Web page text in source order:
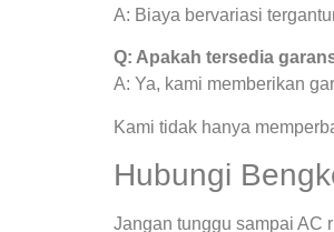
A: Biaya bervariasi
Q: Apakah tersedia
A: Ya, kami memberikan
Kami tidak hanya
Hubungi
Jangan tunggu sampai AC